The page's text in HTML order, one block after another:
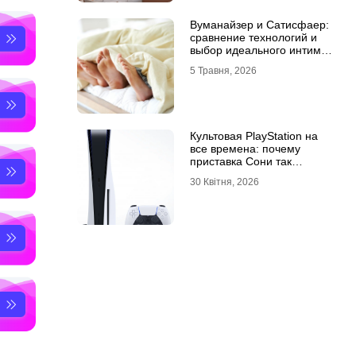
Вуманайзер и Сатисфаер:
сравнение технологий и
выбор идеального интим-
5 Травня, 2026
Культовая PlayStation на
все времена: почему
приставка Сони так
30 Квітня, 2026